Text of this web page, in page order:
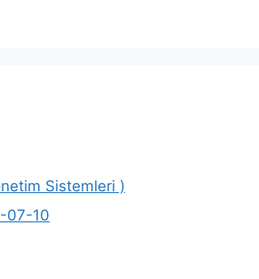
Sistemleri )
07-10